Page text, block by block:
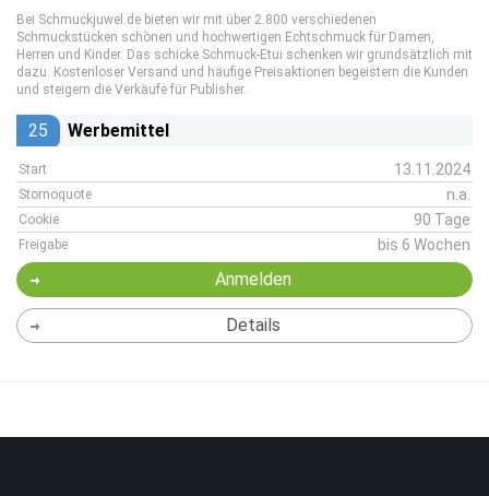
Bei Schmuckjuwel.de bieten wir mit über 2.800 verschiedenen
Schmuckstücken schönen und hochwertigen Echtschmuck für Damen,
Herren und Kinder. Das schicke Schmuck-Etui schenken wir grundsätzlich mit
dazu. Kostenloser Versand und häufige Preisaktionen begeistern die Kunden
und steigern die Verkäufe für Publisher.
25 Werbemittel
Start 13.11.2024
Stornoquote n.a.
Cookie 90 Tage
Freigabe bis 6 Wochen
Anmelden
Details